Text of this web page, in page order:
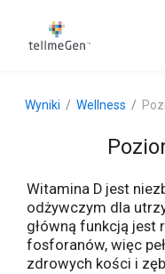
Wyniki Wellness
Witamina D jest
odżywczym dla
główną funkcją jest
fosforanów, więc
zdrowych kości i